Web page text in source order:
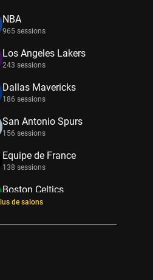
NBA
965 sessions
Los Angeles Lakers
243 sessions
Dallas Mavericks
186 sessions
San Antonio Spurs
156 sessions
Equipe de France
138 sessions
Boston Celtics
133 sessions
New York Knicks
de salons